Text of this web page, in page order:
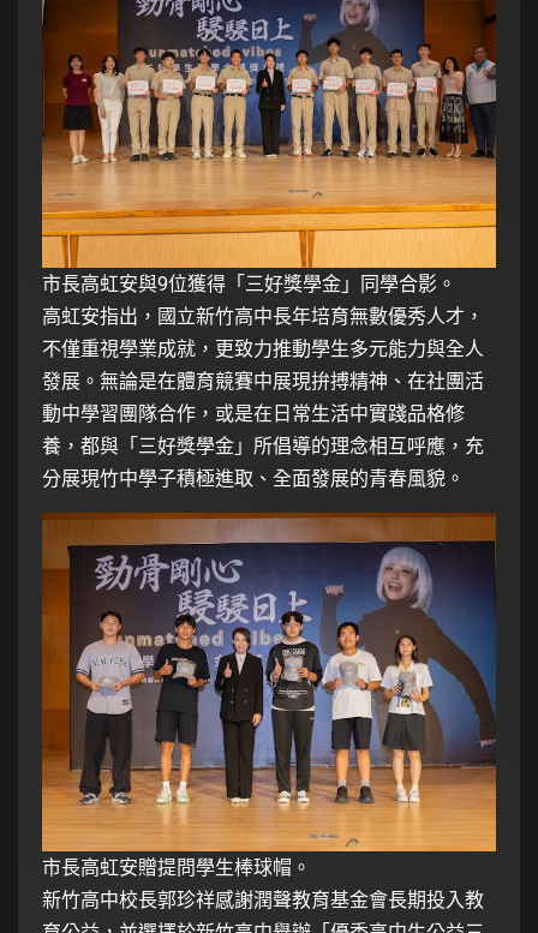
市長高虹安與9位獲得「三好獎學金」同學合影。
高虹安指出，國立新竹高中長年培育無數優秀人才，
不僅重視學業成就，更致力推動學生多元能力與全人
發展。無論是在體育競賽中展現拚搏精神、在社團活
動中學習團隊合作，或是在日常生活中實踐品格修
養，都與「三好獎學金」所倡導的理念相互呼應，充
分展現竹中學子積極進取、全面發展的青春風貌。
市長高虹安贈提問學生棒球帽。
新竹高中校長郭珍祥感謝潤聲教育基金會長期投入教